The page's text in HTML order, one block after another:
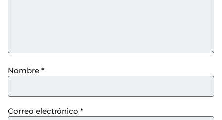
Nombre *
Correo electrónico *